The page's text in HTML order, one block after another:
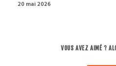
VOUS AVEZ AIMÉ ?